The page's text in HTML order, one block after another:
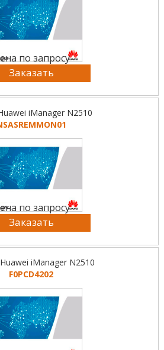
по запросу
Заказать
iManager N2510
по запросу
Заказать
iManager N2510
F0PCD4202